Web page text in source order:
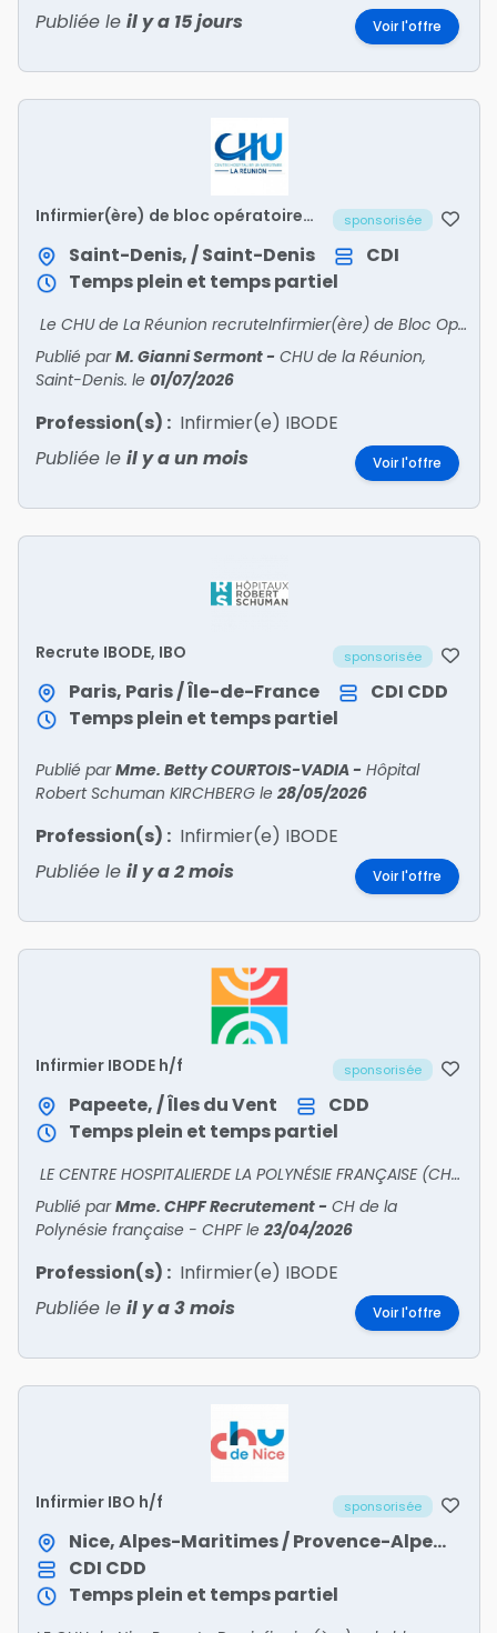
Publiée le il y a 15 jours Voir l'offre
Infirmier(ère) de bloc opératoire
sponsorisée
Saint-Denis, / Saint-Denis
CDI
Temps plein et temps partiel
Le CHU de La Réunion recruteInfirmier(ère) de Bloc Opératoire Diplômé(e) d'État (IBODE)- Postes à pourvoir immédiatement- Site Nord – Saint-Denis- Site Sud – Saint-Pierre- Rejoignez u
Publié parM. Gianni Sermont- CHU de la Réunion,
Saint-Denis. le 01/07/2026
Profession(s) : Infirmier(e) IBODE
Publiée le il y a un mois Voir l'offre
Recrute IBODE, IBO sponsorisée
Paris, Paris / Île-de-France CDI CDD
Temps plein et temps partiel
Publié parMme. Betty COURTOIS-VADIA- Hôpital
Robert Schuman KIRCHBERG le 28/05/2026
Profession(s) : Infirmier(e) IBODE
Publiée le il y a 2 mois Voir l'offre
Infirmier IBODE h/f sponsorisée
Papeete, / Îles du Vent
CDD
Temps plein et temps partiel
LE CENTRE HOSPITALIERDE LA POLYNÉSIE FRANÇAISE (CHPF) recruteBLOC OPÉRATOIRE POLYVALENT DE 12 SALLES RECHERCHE IBODE Expérimentés pour assurer les rôles d'aide opératoire, instrume
Publié parMme. CHPF Recrutement- CH de la
Polynésie française - CHPFle 23/04/2026
Profession(s) : Infirmier(e) IBODE
Publiée le il y a 3 mois Voir l'offre
Infirmier IBO h/f sponsorisée
Nice, Alpes-Maritimes / Provence-Alpes-Côte d'Azur
CDI CDD
Temps plein et temps partiel